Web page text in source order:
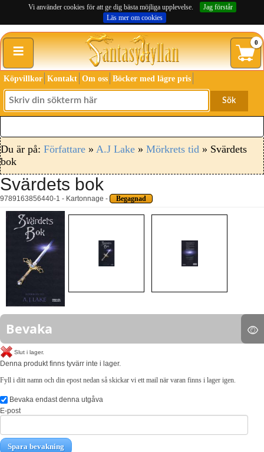
Vi använder cookies för att ge dig bästa möjliga upplevelse.
Jag förstår
Läs mer om cookies
≡ 0
Köpvillkor Kontakt Om oss Böcker med lägre pris
Sök
Du är på: Författare » A.J Lake » Mörkrets tid » Svärdets
bok
Svärdets bok
9789163856440-1 - Kartonnage - Begagnad
Bevaka
Slut i lager.
Denna produkt finns tyvärr inte i lager.
Fyll i ditt namn och din epost nedan så skickar vi ett mail när varan finns i lager igen.
Bevaka endast denna utgåva
E-post
Spara bevakning